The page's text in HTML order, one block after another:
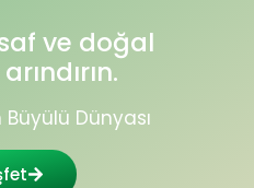
ve doğal
Dünyası